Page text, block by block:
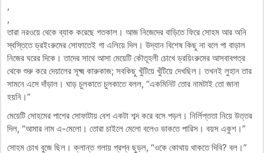
,
,
তারা নরওয়ে থেকে ব্যাক করেছে গতকাল। আজ নিজেদের বাড়িতে ফিরে সোহম আর অনি
স্বস্তিতে ড্রইংরুমের সোফাতেই গা এলিয়ে দিল। উদ্যান বিশেষ কিছু না বলে পা বাড়াল
নিজের ঘরের দিকে। তাদের সাথে আসা মেয়েটি কৌতূহলী চোখে ড্রয়িংরুমের আসবাবপত্র
থেকে শুরু করে দেয়ালের সূক্ষ্ম কারুকাজ; সবকিছু খুঁটিয়ে খুঁটিয়ে দেখছিল। তখনই লুহান তার
সামনে এসে দাঁড়াল। ঘাড় চুলকাতে চুলকাতে বলল, “একমিনিট তোর নামটাই তো জানা
হয়নি।”
মেয়েটি সোহমের পাশের সোফাটায় বেশ একটা শব্দ করে বসে পড়ল। নির্লিপ্ততা নিয়ে উত্তর
দিল, “আমার নাম এ-মেলো। তোরা চাইলে মেলো বলেও ডাকতে পারিস। বয়স একুশ।”
সোহম চোখ বুজে ছিল। ক্লান্ত গলায় প্রশ্ন ছুড়ল, “ওকে কোথায় থাকতে দিবি? বল।”